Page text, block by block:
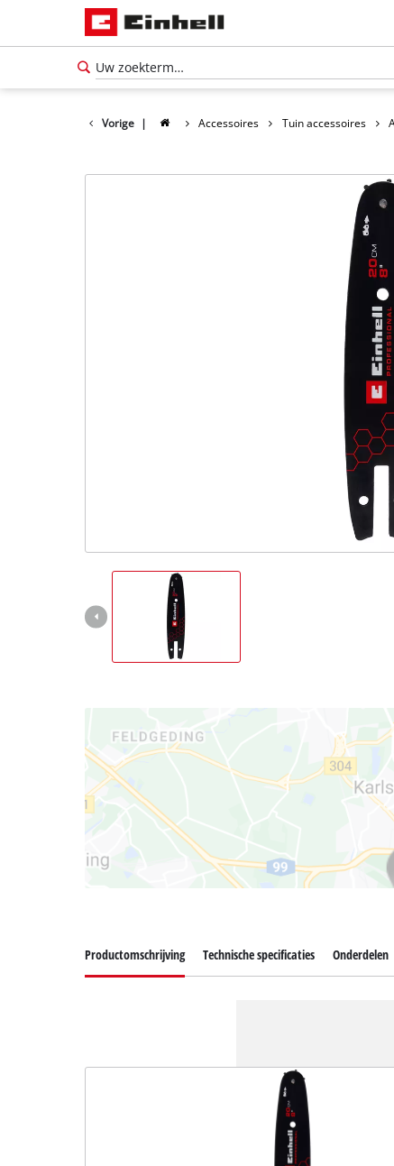
Vorige | Accessoires Tuin accessoires
Productomschrijving Technische specificaties Onderdelen